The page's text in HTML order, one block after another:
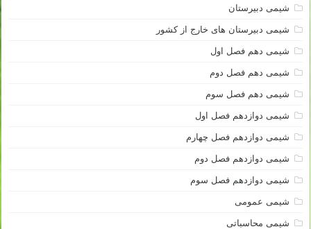
شیمی دبیرستان
شیمی دبیرستان های خارج از کشور
شیمی دهم فصل اول
شیمی دهم فصل دوم
شیمی دهم فصل سوم
شیمی دوازدهم فصل اول
شیمی دوازدهم فصل چهارم
شیمی دوازدهم فصل دوم
شیمی دوازدهم فصل سوم
شیمی عمومی
شیمی محاسباتی